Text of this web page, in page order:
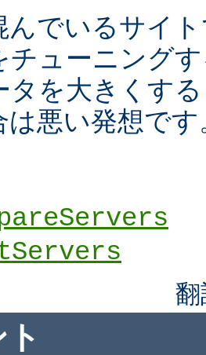
んでいるサイ
チューニング
タを大きくす
は悪い発想です